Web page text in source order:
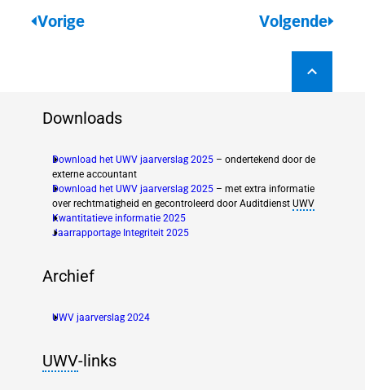
Vorige Volgende
Downloads
Download het UWV jaarverslag 2025 – ondertekend door de
externe accountant
Download het UWV jaarverslag 2025 – met extra informatie
over rechtmatigheid en gecontroleerd door Auditdienst UWV
Kwantitatieve informatie 2025
Jaarrapportage Integriteit 2025
Archief
UWV jaarverslag 2024
UWV-links